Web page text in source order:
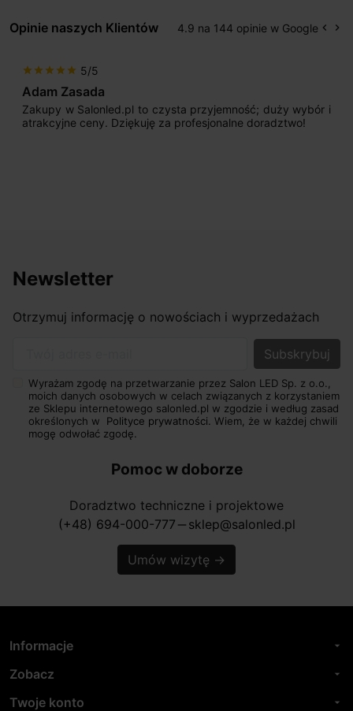
Opinie naszych Klientów 4.9 na 144 opinie w Google keyboard_arrow_left keyboard_arrow_right
star star star star star 5/5
Adam Zasada
Zakupy w Salonled.pl to czysta przyjemność; duży wybór i
atrakcyjne ceny. Dziękuję za profesjonalne doradztwo!
Newsletter
Otrzymuj informację o nowościach i wyprzedażach
Wyrażam zgodę na przetwarzanie przez Salon LED Sp. z o.o.,
moich danych osobowych w celach związanych z korzystaniem
ze Sklepu internetowego salonled.pl w zgodzie i według zasad
określonych w Polityce prywatności. Wiem, że w każdej chwili
mogę odwołać zgodę.
Pomoc w doborze
Doradztwo techniczne i projektowe
(+48) 694-000-777 horizontal_rule sklep@salonled.pl
Umów wizytę →
Informacje arrow_drop_down
Zobacz arrow_drop_down
Twoje konto arrow_drop_down